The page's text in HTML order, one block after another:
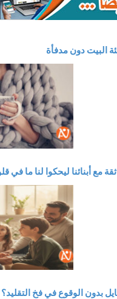
البيت دون مدفأة
مع أبنائنا ليحكوا لنا ما في
بدون الوقوع في فخ التقليد؟